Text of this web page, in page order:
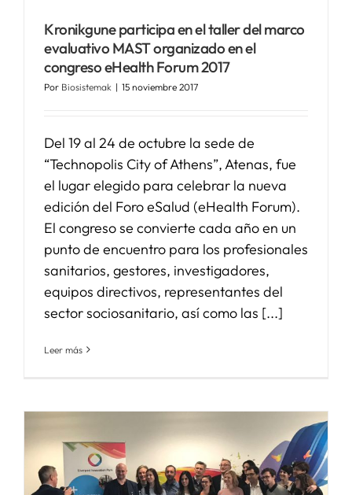
Kronikgune participa en el taller del marco
evaluativo MAST organizado en el
congreso eHealth Forum 2017
Por Biosistemak | 15 noviembre 2017
Del 19 al 24 de octubre la sede de
“Technopolis City of Athens”, Atenas, fue
el lugar elegido para celebrar la nueva
edición del Foro eSalud (eHealth Forum).
El congreso se convierte cada año en un
punto de encuentro para los profesionales
sanitarios, gestores, investigadores,
equipos directivos, representantes del
sector sociosanitario, así como las [...]
Leer más